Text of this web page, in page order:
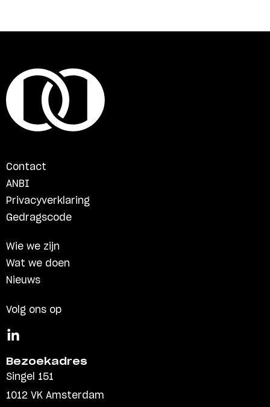
Contact
ANBI
Privacyverklaring
Gedragscode
Wie we zijn
Wat we doen
Nieuws
Volg ons op
Bezoekadres
Singel 151
1012 VK Amsterdam